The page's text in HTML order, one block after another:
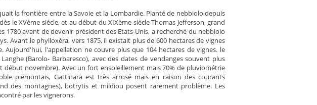
la frontière entre la Savoie et la Lombardie. Planté de nebbiolo depuis
le XVème siécle, et au début du XIXème siècle Thomas Jefferson, grand
1780 avant de devenir président des Etats-Unis, a recherché du nebbiolo
Avant le phylloxéra, vers 1875, il existait plus de 600 hectares de vignes
Aujourd'hui, l'appellation ne couvre plus que 104 hectares de vignes. le
(Barolo- Barbaresco), avec des dates de vendanges souvent plus
novembre). Avec un fort ensoleillement mais 70% de pluviométrie
piémontais, Gattinara est très arrosé mais en raison des courants
des montagnes), botrytis et mildiou posent rarement problème. Les
par les vignerons.